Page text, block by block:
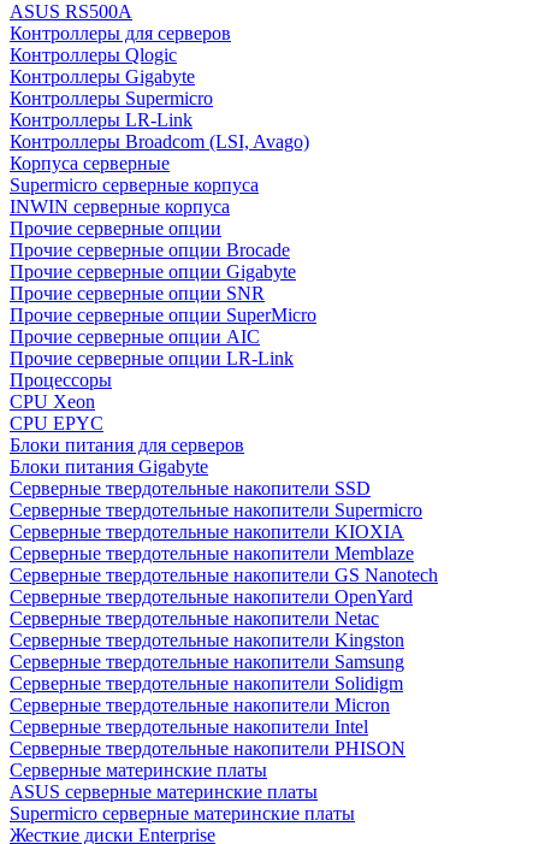
ASUS RS500A
Контроллеры для серверов
Контроллеры Qlogic
Контроллеры Gigabyte
Контроллеры Supermicro
Контроллеры LR-Link
Контроллеры Broadcom (LSI, Avago)
Корпуса серверные
Supermicro серверные корпуса
INWIN серверные корпуса
Прочие серверные опции
Прочие серверные опции Brocade
Прочие серверные опции Gigabyte
Прочие серверные опции SNR
Прочие серверные опции SuperMicro
Прочие серверные опции AIC
Прочие серверные опции LR-Link
Процессоры
CPU Xeon
CPU EPYC
Блоки питания для серверов
Блоки питания Gigabyte
Серверные твердотельные накопители SSD
Cерверные твердотельные накопители Supermicro
Cерверные твердотельные накопители KIOXIA
Cерверные твердотельные накопители Memblaze
Cерверные твердотельные накопители GS Nanotech
Серверные твердотельные накопители OpenYard
Серверные твердотельные накопители Netac
Cерверные твердотельные накопители Kingston
Cерверные твердотельные накопители Samsung
Cерверные твердотельные накопители Solidigm
Cерверные твердотельные накопители Micron
Cерверные твердотельные накопители Intel
Cерверные твердотельные накопители PHISON
Серверные материнские платы
ASUS серверные материнские платы
Supermicro серверные материнские платы
Жесткие диски Enterprise